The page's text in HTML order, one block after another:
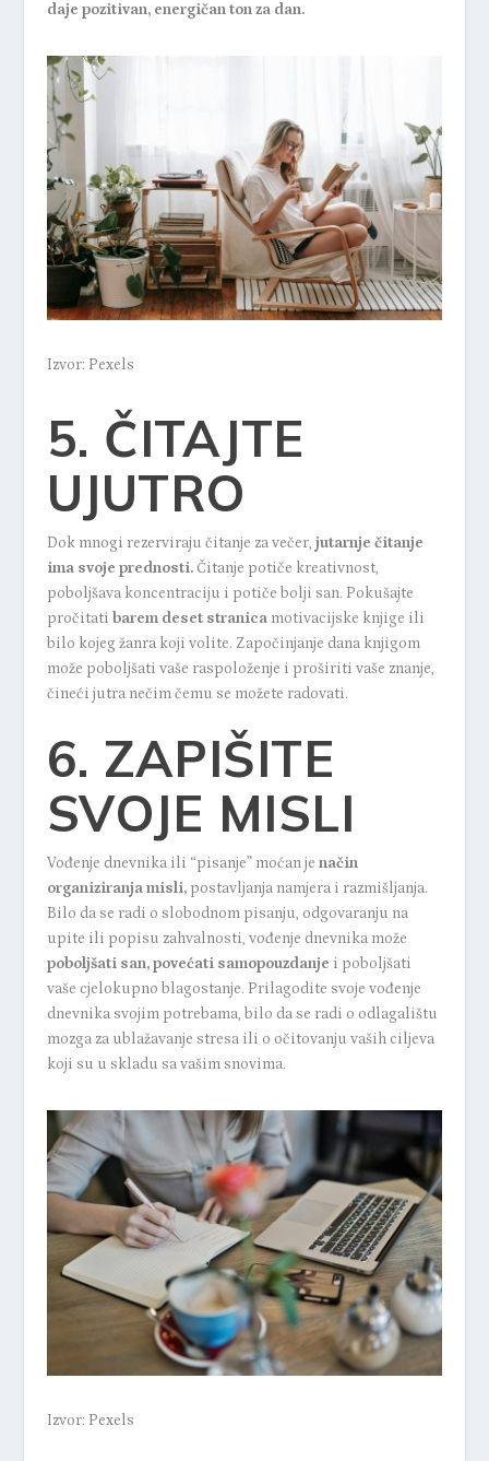
daje pozitivan, energičan ton za dan.
Izvor: Pexels
5. ČITAJTE
UJUTRO
Dok mnogi rezerviraju čitanje za večer, jutarnje čitanje
ima svoje prednosti.Čitanje potiče kreativnost,
poboljšava koncentraciju i potiče bolji san. Pokušajte
pročitati barem deset stranicamotivacijske knjige ili
bilo kojeg žanra koji volite. Započinjanje dana knjigom
može poboljšati vaše raspoloženje i proširiti vaše znanje,
čineći jutra nečim čemu se možete radovati.
6. ZAPIŠITE
SVOJE MISLI
Vođenje dnevnika ili “pisanje” moćan je način
organiziranja misli,postavljanja namjera i razmišljanja.
Bilo da se radi o slobodnom pisanju, odgovaranju na
upite ili popisu zahvalnosti, vođenje dnevnika može
poboljšati san, povećati samopouzdanje i poboljšati
vaše cjelokupno blagostanje. Prilagodite svoje vođenje
dnevnika svojim potrebama, bilo da se radi o odlagalištu
mozga za ublažavanje stresa ili o očitovanju vaših ciljeva
koji su u skladu sa vašim snovima.
Izvor: Pexels